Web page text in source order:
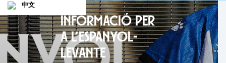
中文
INFORMACIÓ PER
A L’ESPANYOL-
LEVANTE